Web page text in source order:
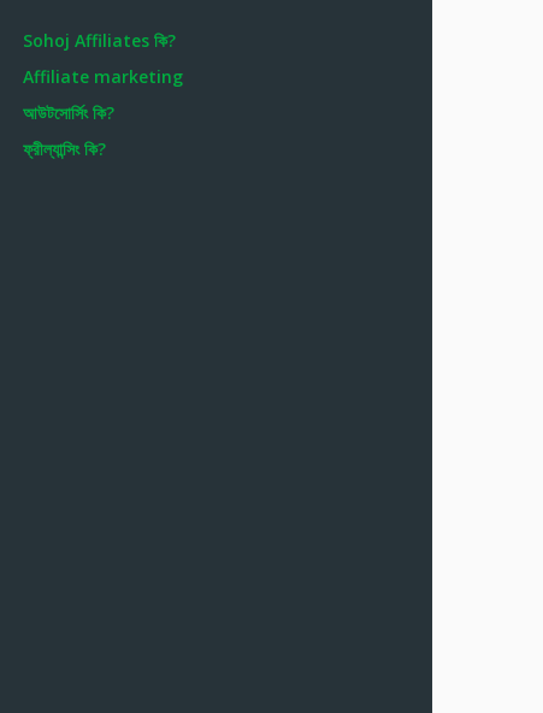
Sohoj Affiliates কি?
Affiliate marketing
আউটসোর্সিং কি?
ফ্রীল্যান্সিং কি?